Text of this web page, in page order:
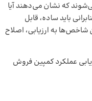
که نشان می‌دهند آیا
باید ساده، قابل
شاخص‌ها به ارزیابی، اصلاح
عملکرد کمپین فروش